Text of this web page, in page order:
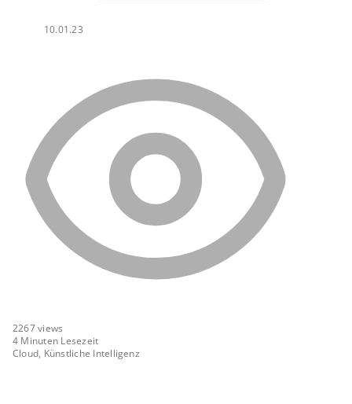
10.01.23
2267views
4 Minuten Lesezeit
Cloud, Künstliche Intelligenz